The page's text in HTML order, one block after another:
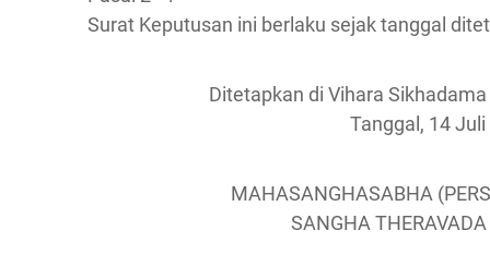
Surat Keputusan ini berlaku sejak tanggal
Ditetapkan di Vihara
Tanggal, 14
MAHASANGHASABHA
SANGHA